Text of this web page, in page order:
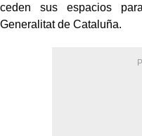
ceden sus espacios
Generalitat de Cataluña.